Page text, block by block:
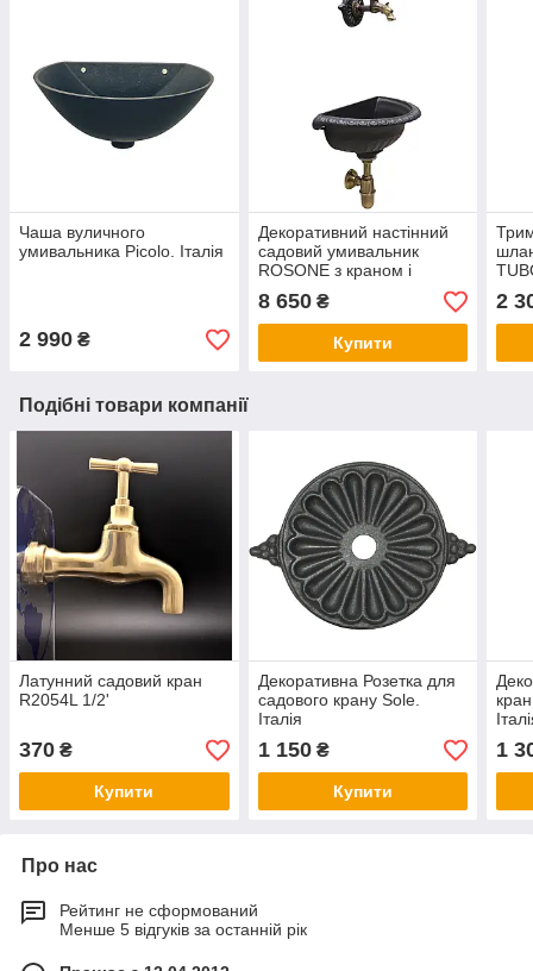
Чаша вуличного
умивальника Picolo. Італія
2 990 ₴
Декоративний настінний
садовий умивальник
ROSONE з краном і
сифоном. Італія
8 650₴
Купити
2
Подібні товари компанії
Латунний садовий кран
R2054L 1/2'
370 ₴
Купити
Декоративна Розетка для
садового крану Sole.
Італія
1 150₴
Купити
1
Про нас
Рейтинг не сформований
Менше 5 відгуків за останній рік